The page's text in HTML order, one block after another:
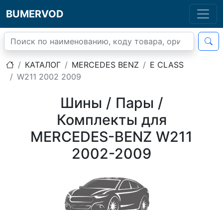
BUMERVOD
КАТАЛОГ MERCEDES BENZ
E CLASS
W211 2002 2009
Шины / Пары /
Комплекты для
MERCEDES-BENZ W211
2002-2009